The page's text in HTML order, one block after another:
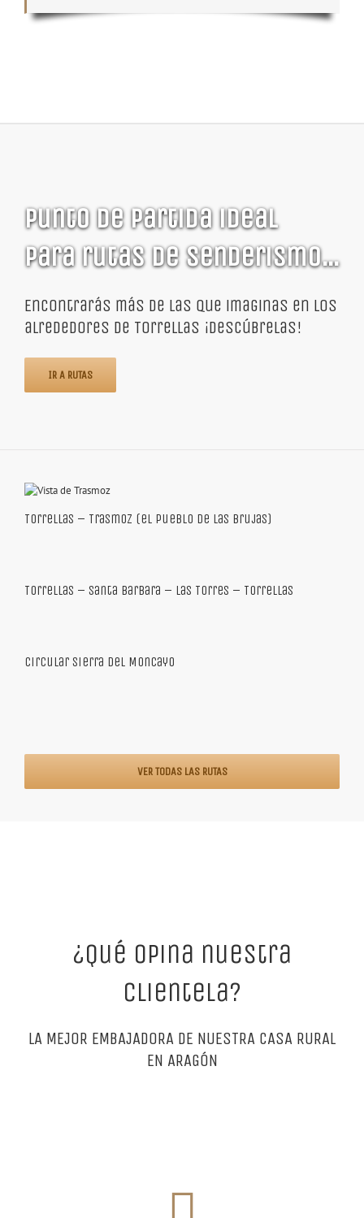
Punto de partida ideal
para rutas de senderismo…
Encontrarás más de las que imaginas en los
alrededores de Torrellas ¡descúbrelas!
IR A RUTAS
Torrellas – Trasmoz (el pueblo de las brujas)
Torrellas – Santa Barbara – Las Torres – Torrellas
Circular Sierra del Moncayo
VER TODAS LAS RUTAS
¿Qué opina nuestra
clientela?
LA MEJOR EMBAJADORA DE NUESTRA CASA RURAL
EN ARAGÓN